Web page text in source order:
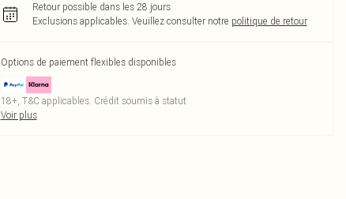
Retour possible dans les 28 jours
Exclusions applicables. Veuillez consulter notre politique de retour
Options de paiement flexibles disponibles
18+, T&C applicables. Crédit soumis à statut
Voir plus